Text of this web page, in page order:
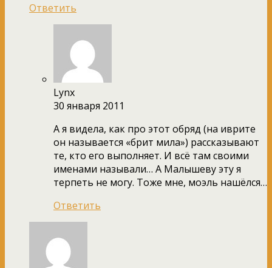
Ответить
Lynx
30 января 2011
А я видела, как про этот обряд (на иврите
он называется «брит мила») рассказывают
те, кто его выполняет. И всё там своими
именами называли… А Малышеву эту я
терпеть не могу. Тоже мне, моэль нашёлся…
Ответить